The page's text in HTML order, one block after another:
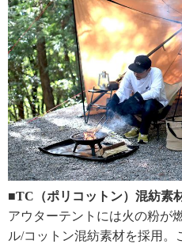
■TC（ポリコットン）混紡素
アウターテントには火の粉が
ル/コットン混紡素材を採用